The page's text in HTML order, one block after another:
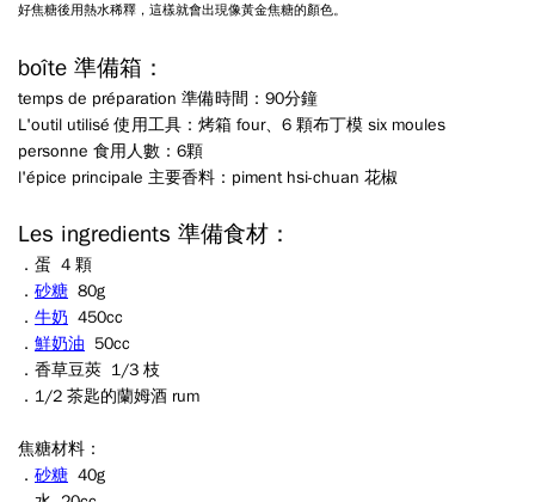
好焦糖後用熱水稀釋，這樣就會出現像黃金焦糖的顏色。
boîte 準備箱：
temps de préparation 準備時間：90分鐘
L'outil utilisé使用工具： 烤箱 four、 6 顆布丁模 six moules
personne 食用人數：6顆
l'épice principale 主要香料： piment hsi-chuan 花椒
Les ingredients 準備食材：
． 蛋 4 顆
． 砂糖 80g
． 牛奶 450cc
． 鮮奶油 50cc
．香草豆莢 1/3 枝
． 1/2 茶匙的蘭姆酒 rum
焦糖材料：
． 砂糖 40g